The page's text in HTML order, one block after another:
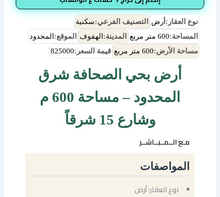
نوع العقار: أرض التصنيف الفرعي:سكنية
المساحة:600 متر مربع المدينة: الهفوف الموقع: المحدود
مساحة الأرض:600 متر مربع قيمة السعر:825000
أرض بحي الصحافة شرق
المحدود – مساحة 600 م
وشارع 15 شرقاً
مـع الــمــبــاشــر
المواصفات
نوع العقار: أرض